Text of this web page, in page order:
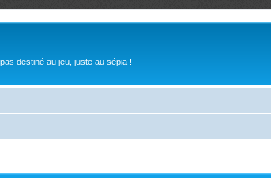
destiné au jeu, juste au sépia !